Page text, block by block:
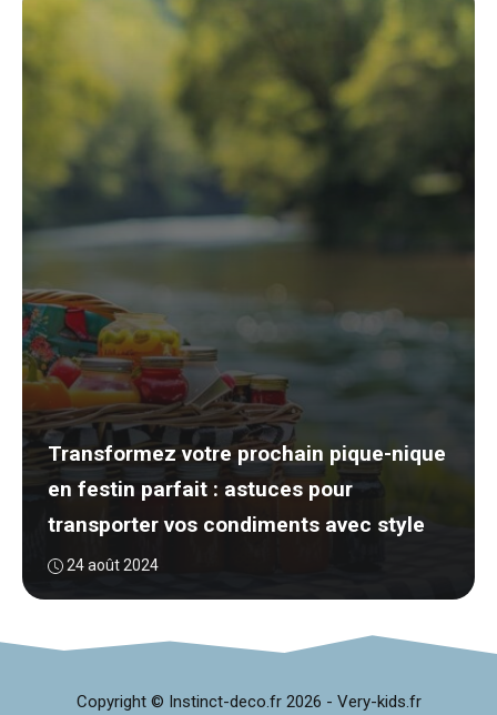
Transformez votre prochain pique-nique
en festin parfait : astuces pour
transporter vos condiments avec style
24 août 2024
Copyright © Instinct-deco.fr 2026 - Very-kids.fr